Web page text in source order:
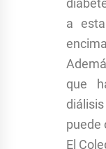
a
que
puede
El